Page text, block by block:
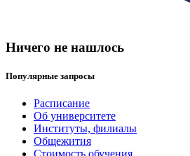
Ничего не нашлось
Популярные запросы
Расписание
Об университете
Институты, филиалы
Общежития